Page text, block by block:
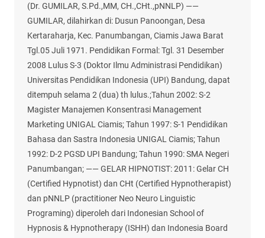
(Dr. GUMILAR, S.Pd.,MM, CH.,CHt.,pNNLP) ——
GUMILAR, dilahirkan di: Dusun Panoongan, Desa
Kertaraharja, Kec. Panumbangan, Ciamis Jawa Barat
Tgl.05 Juli 1971. Pendidikan Formal: Tgl. 31 Desember
2008 Lulus S-3 (Doktor Ilmu Administrasi Pendidikan)
Universitas Pendidikan Indonesia (UPI) Bandung, dapat
ditempuh selama 2 (dua) th lulus.;Tahun 2002: S-2
Magister Manajemen Konsentrasi Management
Marketing UNIGAL Ciamis; Tahun 1997: S-1 Pendidikan
Bahasa dan Sastra Indonesia UNIGAL Ciamis; Tahun
1992: D-2 PGSD UPI Bandung; Tahun 1990: SMA Negeri
Panumbangan; —— GELAR HIPNOTIST: 2011: Gelar CH
(Certified Hypnotist) dan CHt (Certified Hypnotherapist)
dan pNNLP (practitioner Neo Neuro Linguistic
Programing) diperoleh dari Indonesian School of
Hypnosis & Hypnotherapy (ISHH) dan Indonesia Board